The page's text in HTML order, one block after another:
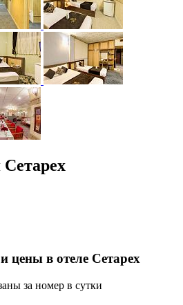
цены в отеле Сетарех
за номер в сутки